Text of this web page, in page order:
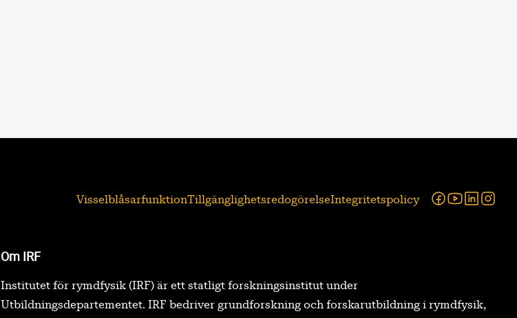
VisselblåsarfunktionTillgänglighetsredogörelseIntegritetspolicy Facebook
Youtube
Om IRF
Institutet för rymdfysik (IRF) är ett statligt forskningsinstitut under
Utbildningsdepartementet. IRF bedriver grundforskning och forskarutbildning i rymdfysik,